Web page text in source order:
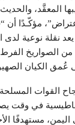
المعقَّد،
مؤكّـدًا أن
نقلة نوعية لدى
الصواريخ
عُمق الكيان
القوات
في وقت
اليمن، مستهدفًا